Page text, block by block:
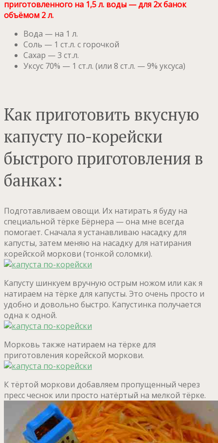
приготовленного на 1,5 л. воды — для 2х банок
объёмом 2 л.
Вода — на 1 л.
Соль — 1 ст.л. с горочкой
Сахар — 3 ст.л.
Уксус 70% — 1 ст.л. (или 8 ст.л. — 9% уксуса)
Как приготовить вкусную
капусту по-корейски
быстрого приготовления в
банках:
Подготавливаем овощи. Их натирать я буду на
специальной тёрке Бёрнера — она мне всегда
помогает. Сначала я устанавливаю насадку для
капусты, затем меняю на насадку для натирания
корейской моркови (тонкой соломки).
Капусту шинкуем вручную острым ножом или как я
натираем на тёрке для капусты. Это очень просто и
удобно и довольно быстро. Капустинка получается
одна к одной.
Морковь также натираем на тёрке для
приготовления корейской моркови.
К тёртой моркови добавляем пропущенный через
пресс чеснок или просто натёртый на мелкой тёрке.